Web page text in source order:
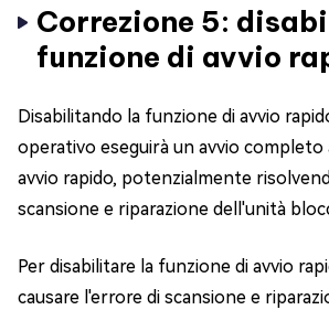
Correzione 5:
funzione di avvio
Disabilitando la funzione di avvio
operativo eseguirà un avvio
avvio rapido, potenzialmente
scansione e riparazione dell'unità
Per disabilitare la funzione di avvio
causare l'errore di scansione e